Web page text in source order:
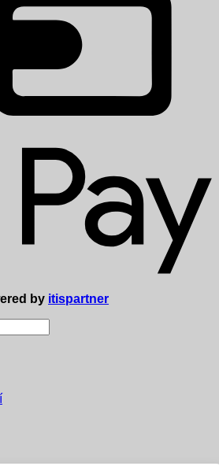
by itispartner